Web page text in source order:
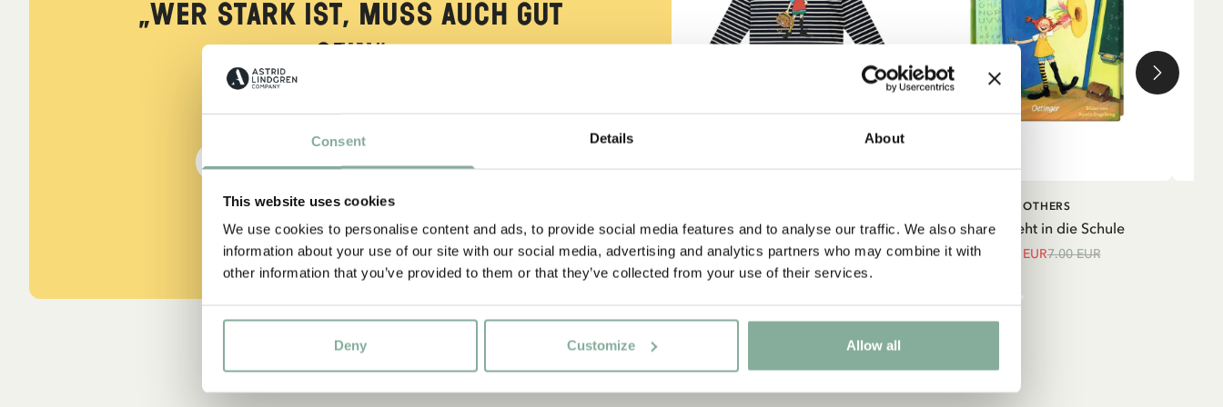
Consent Details About
This website uses cookies
We use cookies to personalise content and ads, to provide social media features and to analyse our traffic. We also share
information about your use of our site with our social media, advertising and analytics partners who may combine it with
other information that you’ve provided to them or that they’ve collected from your use of their services.
Deny Customize Allow all
„Wer stark ist, muss auch gut
sein.“
Shirt Pippi Langstrumpf mit
Goldkoffer – Dunkelblau
29.50 EUR
IN DEN WARENKORB
Pippi geht in die Schule
OTHERS
5.95 EUR7.00 EUR